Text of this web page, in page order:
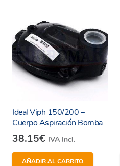
Ideal Viph 150/200 –
Cuerpo Aspiración Bomba
38.15€ IVA Incl.
AÑADIR AL CARRITO